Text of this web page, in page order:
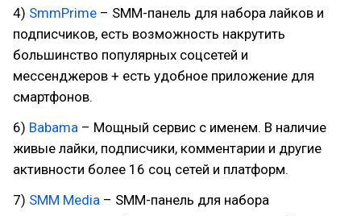
4) SmmPrime – SMM-панель для набора лайков и
подписчиков, есть возможность накрутить
большинство популярных соцсетей и
мессенджеров + есть удобное приложение для
смартфонов.
6) Babama – Мощный сервис с именем. В наличие
живые лайки, подписчики, комментарии и другие
активности более 16 соц сетей и платформ.
7) SMM Media – SMM-панель для набора